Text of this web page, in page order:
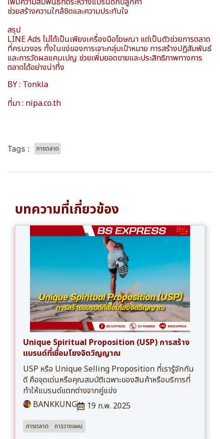
ช่วยสร้างความใกล้ชิดและความประทับใจ
สรุป
LINE Ads ไม่ได้เป็นเพียงเครื่องมือโฆษณา แต่เป็นตัวช่วยการตลาด
ที่ครบวงจร ทั้งในแง่ของการเจาะกลุ่มเป้าหมาย การสร้างปฏิสัมพันธ์
และการวัดผลแคมเปญ ช่วยเพิ่มยอดขายและประสิทธิภาพทางการ
ตลาดได้อย่างน่าทึ่ง
BY : Tonkla
ที่มา : nipa.co.th
Tags : การตลาด
บทความที่เกี่ยวข้อง
Unique Spiritual Proposition (USP) การสร้าง
แบรนด์ที่เชื่อมโยงจิตวิญญาณ
USP หรือ Unique Selling Proposition ที่เรารู้จักกัน
ดี คือจุดเด่นหรือคุณสมบัติเฉพาะของสินค้าหรือบริการที่
ทำให้แบรนด์แตกต่างจากคู่แข่ง
BANKKUNG
19 ก.พ. 2025
การตลาด การวางแผน